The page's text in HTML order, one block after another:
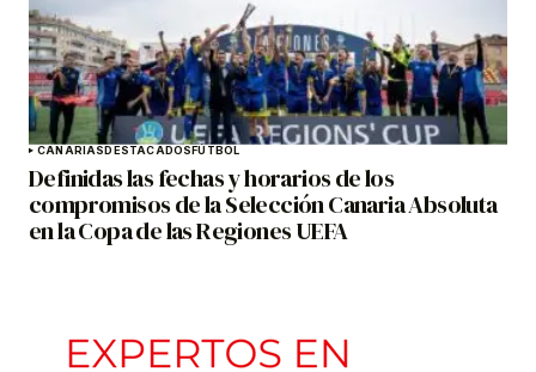
CANARIASDESTACADOSFÚTBOL
Definidas las fechas y horarios de los
compromisos de la Selección Canaria Absoluta
en la Copa de las Regiones UEFA